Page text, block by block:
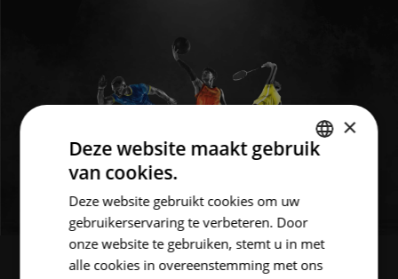
×
Deze website maakt gebruik
van cookies.
Deze website gebruikt cookies om uw
gebruikerservaring te verbeteren. Door
onze website te gebruiken, stemt u in met
alle cookies in overeenstemming met ons